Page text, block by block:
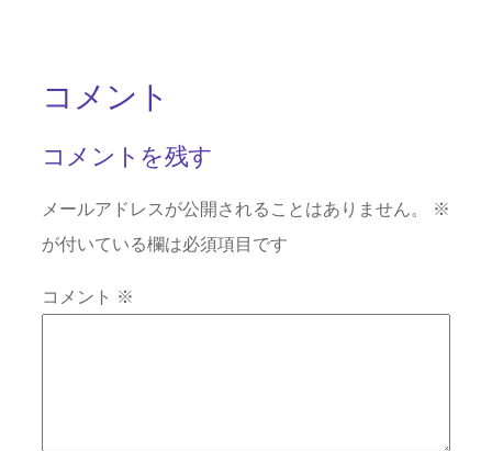
コメント
コメントを残す
メールアドレスが公開されることはありません。
※
が付いている欄は必須項目です
コメント ※